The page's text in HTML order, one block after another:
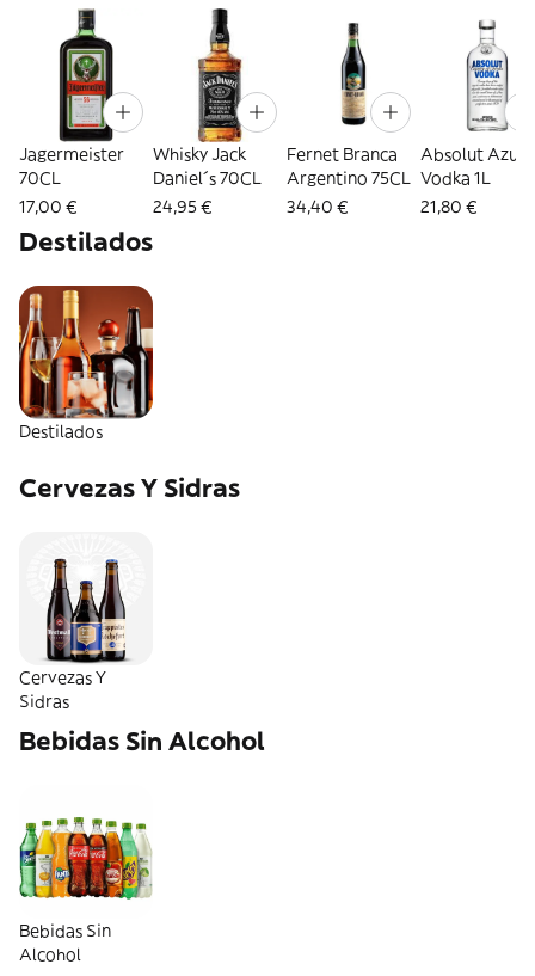
Jagermeister
70CL
17,00 €
Whisky Jack
Daniel´s 70CL
24,95 €
Fernet Branca
Argentino 75CL
34,40 €
Absolut Azul
Vodka 1L
21,80 €
Destilados
Destilados
Cervezas Y Sidras
Cervezas Y
Sidras
Bebidas Sin Alcohol
Bebidas Sin
Alcohol